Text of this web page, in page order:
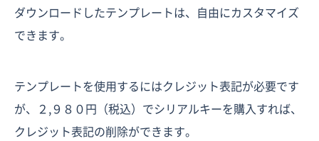
ダウンロードしたテンプレートは、自由にカスタマイズ
できます。
テンプレートを使用するにはクレジット表記が必要です
が、２,９８０円（税込）でシリアルキーを購入すれば、
クレジット表記の削除ができます。